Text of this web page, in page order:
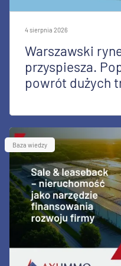
4 sierpnia 2026
Warszawski
przyspiesza.
powrót dużych
Baza wiedzy